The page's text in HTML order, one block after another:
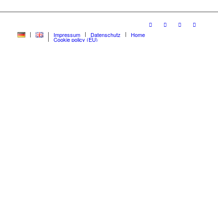
Impressum Datenschutz Home
Cookie policy (EU)